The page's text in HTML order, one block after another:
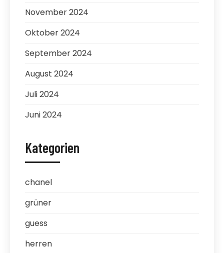
November 2024
Oktober 2024
September 2024
August 2024
Juli 2024
Juni 2024
Kategorien
chanel
grüner
guess
herren